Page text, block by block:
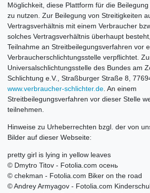
Möglichkeit, diese Plattform für die
zu nutzen. Zur Beilegung von Streitigkeiten
Vertragsverhältnis mit einem Verbraucher
solches Vertragsverhältnis überhaupt
Teilnahme an Streitbeilegungsverfahren vor
Verbraucherschlichtungsstelle verpflichtet.
Universalschlichtungsstelle des Bundes am
Schlichtung e.V., Straßburger Straße 8,
www.verbraucher-schlichter.de . An einem
Streitbeilegungsverfahren vor dieser Stelle
teilnehmen.
Hinweise zu Urheberrechten bzgl. der von
Bilder auf dieser Webseite:
pretty girl is lying in yellow leaves
© Dmytro Titov - Fotolia.com осень
© chekman - Fotolia.com Biker on the road
© Andrey Armyagov - Fotolia.com